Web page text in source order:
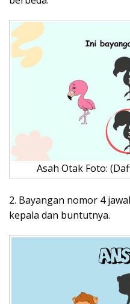
Asah Otak Foto:
2. Bayangan nomor 4
kepala dan buntutnya.